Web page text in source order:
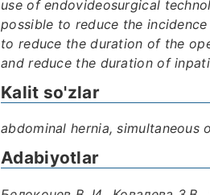
use of endovideosurgical
possible to reduce the
to reduce the duration of the
and reduce the duration of
Kalit so'zlar
abdominal hernia, simultaneous
Adabiyotlar